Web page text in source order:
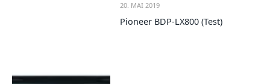
20. MAI 2019
Pioneer BDP-LX800 (Test)